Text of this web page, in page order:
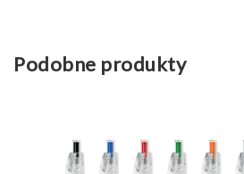
Podobne produkty